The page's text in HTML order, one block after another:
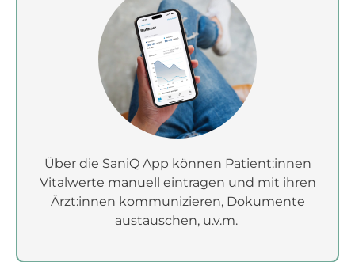
Über die SaniQ App können Patient:innen
Vitalwerte manuell eintragen und mit ihren
Ärzt:innen kommunizieren, Dokumente
austauschen, u.v.m.